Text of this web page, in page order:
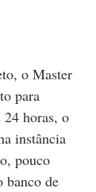
o Master
para
horas, o
instância
pouco
banco de